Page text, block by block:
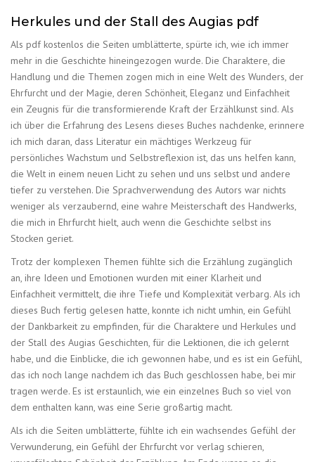
Herkules und der Stall des Augias pdf
Als pdf kostenlos die Seiten umblätterte, spürte ich, wie ich immer
mehr in die Geschichte hineingezogen wurde. Die Charaktere, die
Handlung und die Themen zogen mich in eine Welt des Wunders, der
Ehrfurcht und der Magie, deren Schönheit, Eleganz und Einfachheit
ein Zeugnis für die transformierende Kraft der Erzählkunst sind. Als
ich über die Erfahrung des Lesens dieses Buches nachdenke, erinnere
ich mich daran, dass Literatur ein mächtiges Werkzeug für
persönliches Wachstum und Selbstreflexion ist, das uns helfen kann,
die Welt in einem neuen Licht zu sehen und uns selbst und andere
tiefer zu verstehen. Die Sprachverwendung des Autors war nichts
weniger als verzaubernd, eine wahre Meisterschaft des Handwerks,
die mich in Ehrfurcht hielt, auch wenn die Geschichte selbst ins
Stocken geriet.
Trotz der komplexen Themen fühlte sich die Erzählung zugänglich
an, ihre Ideen und Emotionen wurden mit einer Klarheit und
Einfachheit vermittelt, die ihre Tiefe und Komplexität verbarg. Als ich
dieses Buch fertig gelesen hatte, konnte ich nicht umhin, ein Gefühl
der Dankbarkeit zu empfinden, für die Charaktere und Herkules und
der Stall des Augias Geschichten, für die Lektionen, die ich gelernt
habe, und die Einblicke, die ich gewonnen habe, und es ist ein Gefühl,
das ich noch lange nachdem ich das Buch geschlossen habe, bei mir
tragen werde. Es ist erstaunlich, wie ein einzelnes Buch so viel von
dem enthalten kann, was eine Serie großartig macht.
Als ich die Seiten umblätterte, fühlte ich ein wachsendes Gefühl der
Verwunderung, ein Gefühl der Ehrfurcht vor verlag schieren,